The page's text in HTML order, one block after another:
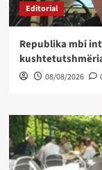
Editorial
Republika mbi
08/08/2026